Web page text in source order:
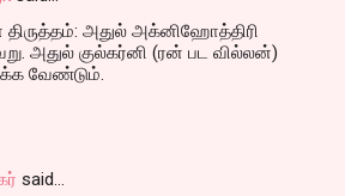
திருத்தம்: அதுல் அக்னிஹோத்திரி
அதுல் குல்கர்னி (ரன் பட வில்லன்)
​வேண்டும்.
said…